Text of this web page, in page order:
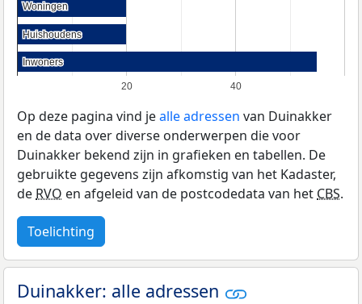
20 40
Woningen
Woningen
Huishoudens
Huishoudens
Inwoners
Inwoners
Op deze pagina vind jealle adressen van Duinakker
en de data over diverse onderwerpen die voor
Duinakker bekend zijn in grafieken en tabellen. De
gebruikte gegevens zijn afkomstig van het Kadaster,
deRVO en afgeleid van de postcodedata van hetCBS.
Toelichting
Duinakker: alle adressen